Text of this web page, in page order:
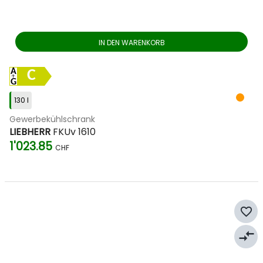
IN DEN WARENKORB
C
130 l
Gewerbekühlschrank
LIEBHERR FKUv 1610
1'023.85 CHF
favorite_border
compare_arrows